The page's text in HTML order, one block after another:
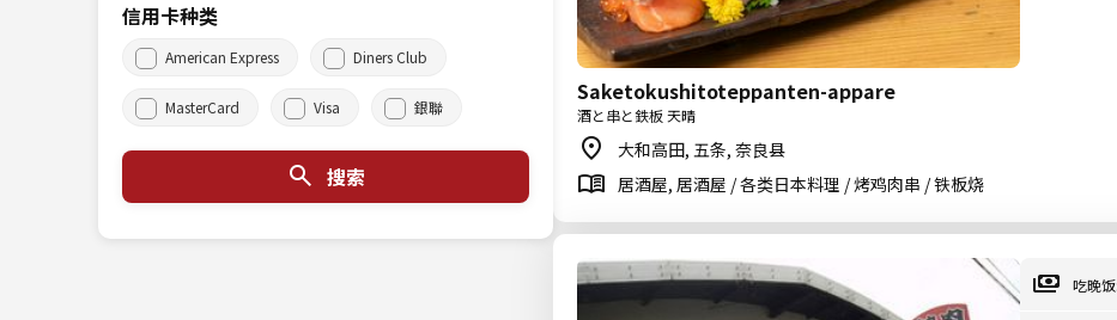
信用卡种类
American Express Diners Club
MasterCard Visa 銀聯
搜索
Saketokushitoteppanten-appare
酒と串と鉄板 天晴
大和高田, 五条, 奈良县
居酒屋, 居酒屋 / 各类日本料理 / 烤鸡肉串 / 铁板烧
吃晚